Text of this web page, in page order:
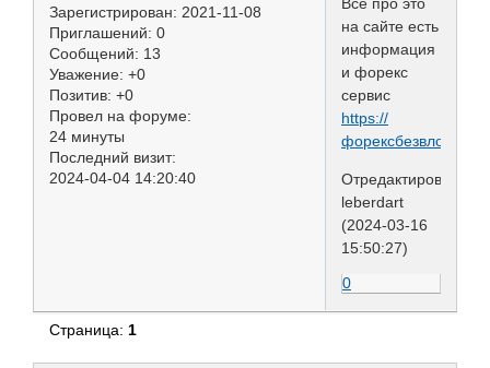
Зарегистрирован: 2021-11-08
Приглашений: 0
Сообщений: 13
Уважение: +0
Позитив: +0
Провел на форуме:
24 минуты
Последний визит:
2024-04-04 14:20:40
на сайте есть
информация
и форекс
сервис
https://
Отредактировано
leberdart
(2024-03-16
15:50:27)
0
Страница: 1